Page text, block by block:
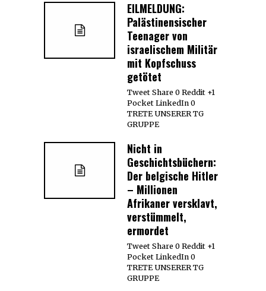
EILMELDUNG:
Palästinensischer
Teenager von
israelischem Militär
mit Kopfschuss
getötet
Tweet Share 0 Reddit +1
Pocket LinkedIn 0
TRETE UNSERER TG
GRUPPE
Nicht in
Geschichtsbüchern:
Der belgische Hitler
– Millionen
Afrikaner versklavt,
verstümmelt,
ermordet
Tweet Share 0 Reddit +1
Pocket LinkedIn 0
TRETE UNSERER TG
GRUPPE